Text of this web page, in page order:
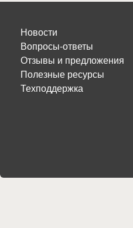
Новости
Вопросы-ответы
Отзывы и предложения
Полезные ресурсы
Техподдержка